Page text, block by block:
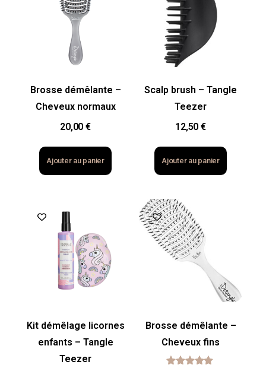
Brosse démêlante –
Cheveux normaux
20,00 €
Ajouter au panier
Scalp brush – Tangle
Teezer
12,50 €
Ajouter au panier
Kit démêlage licornes
enfants – Tangle
Teezer
Brosse démêlante –
Cheveux fins